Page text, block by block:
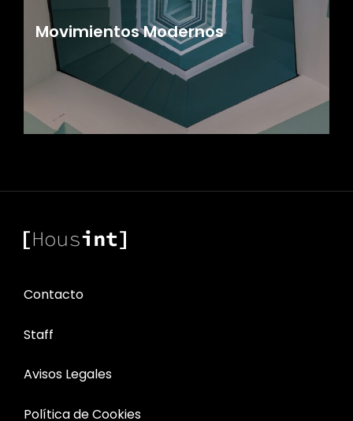
Movimientos Modernos
Contacto
Staff
Avisos Legales
Política de Cookies